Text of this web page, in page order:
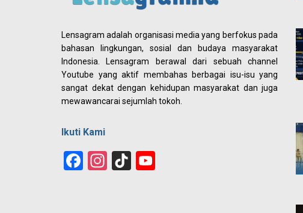
Lensagram adalah organisasi media yang berfokus pada
bahasan lingkungan, sosial dan budaya masyarakat
Indonesia. Lensagram berawal dari sebuah channel
Youtube yang aktif membahas berbagai isu-isu yang
sangat dekat dengan kehidupan masyarakat dan juga
mewawancarai sejumlah tokoh.
Ikuti Kami
Facebook
Instagram
TikTok